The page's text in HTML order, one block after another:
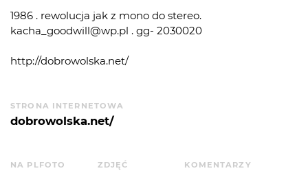
1986 . rewolucja jak z mono do stereo.
kacha_goodwill@wp.pl . gg- 2030020
http://dobrowolska.net/
STRONA INTERNETOWA
dobrowolska.net/
NA PLFOTO ZDJĘĆ KOMENTARZY